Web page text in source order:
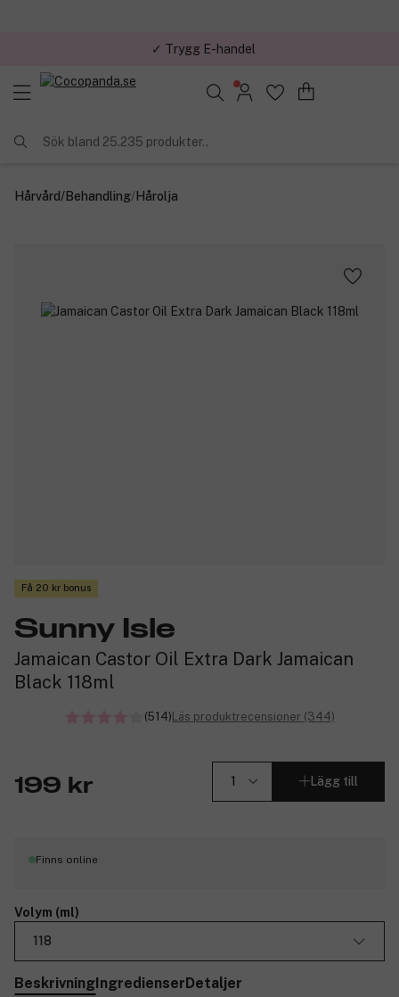
✓ Trygg E-handel
Sök bland 25.235 produkter..
Hårvård/Behandling/Hårolja
Få 20 kr bonus
Sunny Isle
Jamaican Castor Oil Extra Dark Jamaican
Black 118ml
(514)Läs produktrecensioner (344)
199 kr Lägg till
Finns online
Volym (ml)
118
BeskrivningIngredienserDetaljer